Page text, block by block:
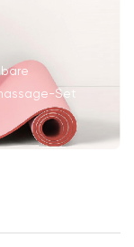
Set